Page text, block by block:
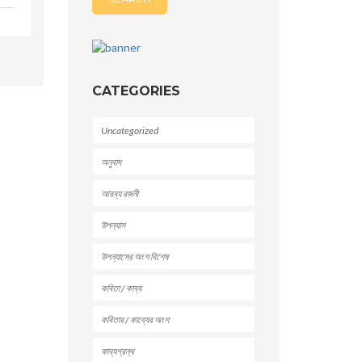
CATEGORIES
Uncategorized
অনুবাদ
আরব্য রজনী
উপন্যাস
উপন্যাসের অংশ বিশেষ
কবিতা / কাব্য
কবিতার / কাব্যের অংশ
কাব্যগ্রন্থ